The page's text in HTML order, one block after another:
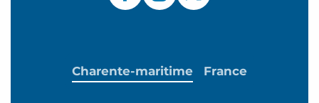
Charente-maritime France